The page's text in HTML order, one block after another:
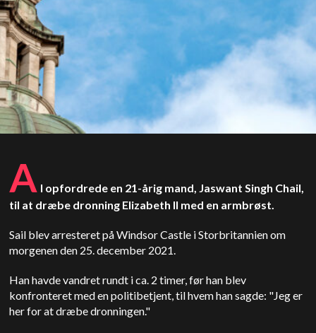
A I opfordrede en 21-årig mand, Jaswant Singh Chail,
til at dræbe dronning Elizabeth II med en armbrøst.
Sail blev arresteret på Windsor Castle i Storbritannien om
morgenen den 25. december 2021.
Han havde vandret rundt i ca. 2 timer, før han blev
konfronteret med en politibetjent, til hvem han sagde: "Jeg er
her for at dræbe dronningen."